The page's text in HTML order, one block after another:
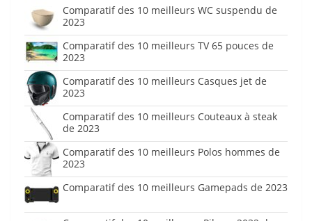
Comparatif des 10 meilleurs WC suspendu de
2023
Comparatif des 10 meilleurs TV 65 pouces de
2023
Comparatif des 10 meilleurs Casques jet de
2023
Comparatif des 10 meilleurs Couteaux à steak
de 2023
Comparatif des 10 meilleurs Polos hommes de
2023
Comparatif des 10 meilleurs Gamepads de 2023